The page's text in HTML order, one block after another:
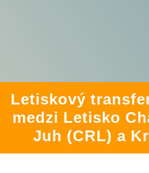
Letiskový
medzi Letisko
Juh (CRL) a